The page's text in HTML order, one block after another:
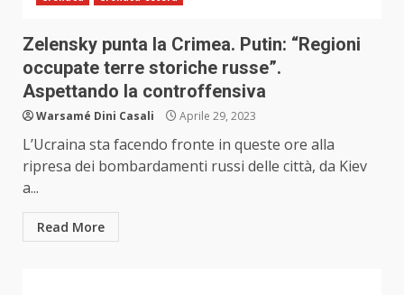
Zelensky punta la Crimea. Putin: “Regioni
occupate terre storiche russe”.
Aspettando la controffensiva
Warsamé Dini Casali Aprile 29, 2023
L’Ucraina sta facendo fronte in queste ore alla
ripresa dei bombardamenti russi delle città, da Kiev
a...
Read More